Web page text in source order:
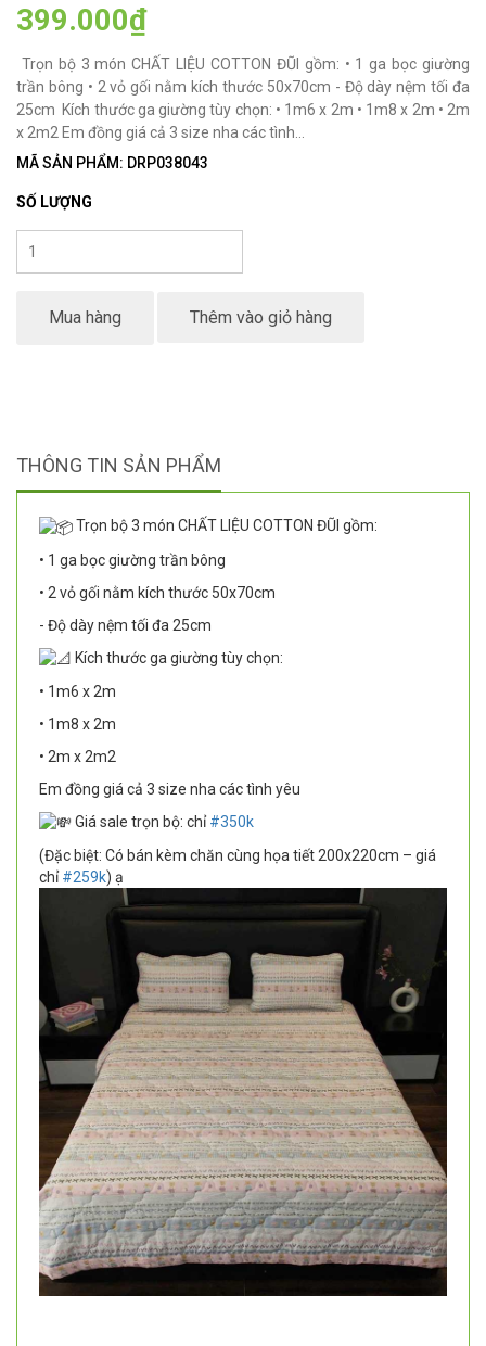
399.000₫
Trọn bộ 3 món CHẤT LIỆU COTTON ĐŨI gồm: • 1 ga bọc giường
trần bông • 2 vỏ gối nằm kích thước 50x70cm - Độ dày nệm tối đa
25cm Kích thước ga giường tùy chọn: • 1m6 x 2m • 1m8 x 2m • 2m
x 2m2 Em đồng giá cả 3 size nha các tình...
MÃ SẢN PHẨM: DRP038043
SỐ LƯỢNG
Mua hàng Thêm vào giỏ hàng
THÔNG TIN SẢN PHẨM
Trọn bộ 3 món CHẤT LIỆU COTTON ĐŨI gồm:
• 1 ga bọc giường trần bông
• 2 vỏ gối nằm kích thước 50x70cm
- Độ dày nệm tối đa 25cm
Kích thước ga giường tùy chọn:
• 1m6 x 2m
• 1m8 x 2m
• 2m x 2m2
Em đồng giá cả 3 size nha các tình yêu
Giá sale trọn bộ: chỉ#350k
(Đặc biệt: Có bán kèm chăn cùng họa tiết 200x220cm – giá
chỉ#259k) ạ